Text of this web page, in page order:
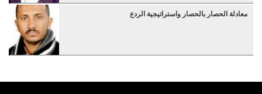
معادلة الحصار بالحصار واستراتيجية الردع